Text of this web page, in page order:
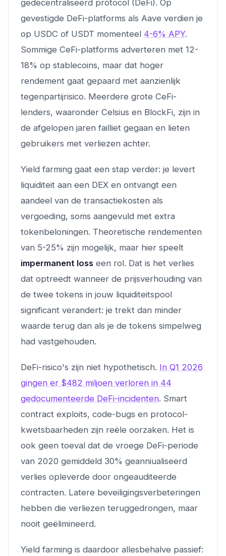
gedecentraliseerd protocol (DeFi). Op
gevestigde DeFi-platforms als Aave verdien je
op USDC of USDT momenteel 4-6% APY.
Sommige CeFi-platforms adverteren met 12-
18% op stablecoins, maar dat hoger
rendement gaat gepaard met aanzienlijk
tegenpartijrisico. Meerdere grote CeFi-
lenders, waaronder Celsius en BlockFi, zijn in
de afgelopen jaren failliet gegaan en lieten
gebruikers met verliezen achter.
Yield farming gaat een stap verder: je levert
liquiditeit aan een DEX en ontvangt een
aandeel van de transactiekosten als
vergoeding, soms aangevuld met extra
tokenbeloningen. Theoretische rendementen
van 5-25% zijn mogelijk, maar hier speelt
impermanent loss een rol. Dat is het verlies
dat optreedt wanneer de prijsverhouding van
de twee tokens in jouw liquiditeitspool
significant verandert: je trekt dan minder
waarde terug dan als je de tokens simpelweg
had vastgehouden.
DeFi-risico's zijn niet hypothetisch. In Q1 2026
gingen er $482 miljoen verloren in 44
gedocumenteerde DeFi-incidenten. Smart
contract exploits, code-bugs en protocol-
kwetsbaarheden zijn reële oorzaken. Het is
ook geen toeval dat de vroege DeFi-periode
van 2020 gemiddeld 30% geanniualiseerd
verlies opleverde door ongeauditeerde
contracten. Latere beveiligingsverbeteringen
hebben die verliezen teruggedrongen, maar
nooit geëlimineerd.
Yield farming is daardoor allesbehalve passief: